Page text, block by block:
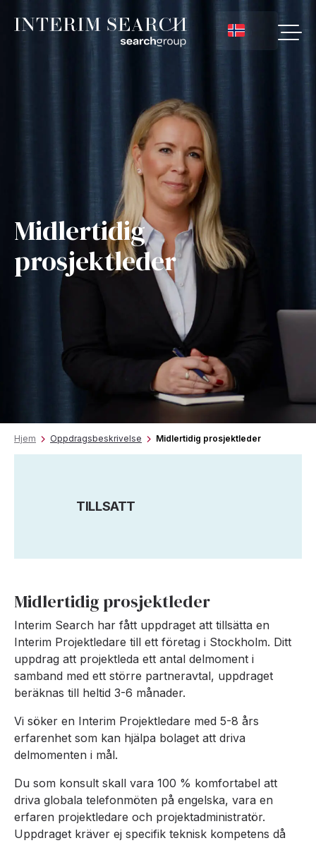
Midlertidig
prosjektleder
Hjem Oppdragsbeskrivelse Midlertidig prosjektleder
TILLSATT
Midlertidig prosjektleder
Interim Search har fått uppdraget att tillsätta en
Interim Projektledare till ett företag i Stockholm. Ditt
uppdrag att projektleda ett antal delmoment i
samband med ett större partneravtal, uppdraget
beräknas till heltid 3-6 månader.
Vi söker en Interim Projektledare med 5-8 års
erfarenhet som kan hjälpa bolaget att driva
delmomenten i mål.
Du som konsult skall vara 100 % komfortabel att
driva globala telefonmöten på engelska, vara en
erfaren projektledare och projektadministratör.
Uppdraget kräver ej specifik teknisk kompetens då